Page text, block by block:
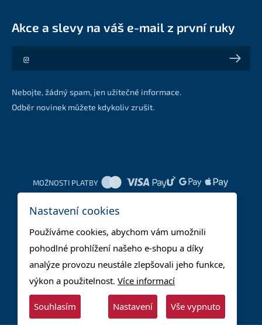
Akce a slevy na váš e-mail z první ruky
Akce a slevy na váš e-mail z první ruky
Nebojte, žádný spam, jen užitečné informace.
Odběr novinek můžete kdykoliv zrušit.
MOŽNOSTI PLATBY
Nastavení cookies
Používáme cookies, abychom vám umožnili
pohodlné prohlížení našeho e-shopu a díky
analýze provozu neustále zlepšovali jeho funkce,
výkon a použitelnost. Více informací
Souhlasím Nastavení Vše vypnuto